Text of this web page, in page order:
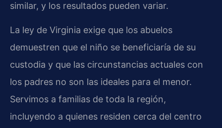
similar, y los resultados pueden variar.
La ley de Virginia exige que los abuelos
demuestren que el niño se beneficiaría de su
custodia y que las circunstancias actuales con
los padres no son las ideales para el menor.
Servimos a familias de toda la región,
incluyendo a quienes residen cerca del centro